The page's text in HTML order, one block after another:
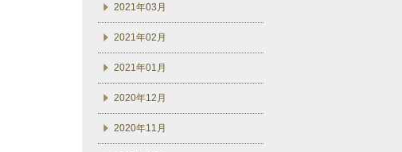
2021年03月
2021年02月
2021年01月
2020年12月
2020年11月